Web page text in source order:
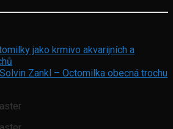
jako krmivo akvarijních a
Zankl – Octomilka obecná trochu